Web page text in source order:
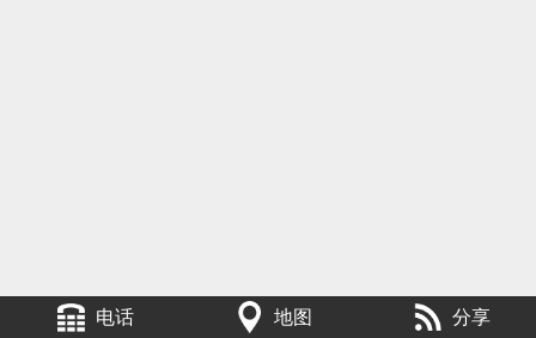
电话 地图 分享